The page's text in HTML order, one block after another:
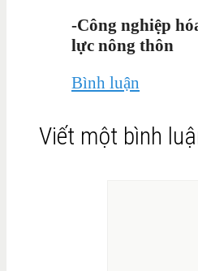
-Công nghiệp
lực nông thôn
Bình luận
Viết một bình